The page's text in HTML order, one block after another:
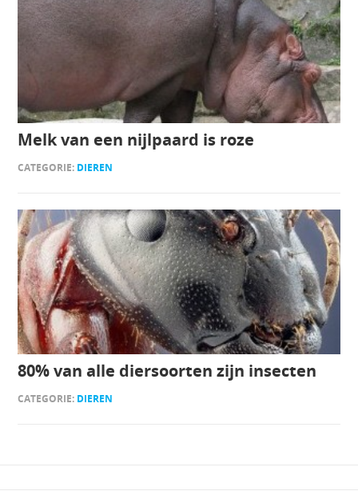
Melk van een nijlpaard is roze
CATEGORIE: DIEREN
80% van alle diersoorten zijn insecten
CATEGORIE: DIEREN